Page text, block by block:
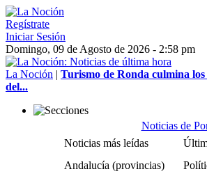
Regístrate
Iniciar Sesión
Domingo, 09 de Agosto de 2026 - 2:58 pm
La Noción | Turismo de Ronda culmina
del...
Noticias de
Noticias más leídas
Andalucía (provincias)